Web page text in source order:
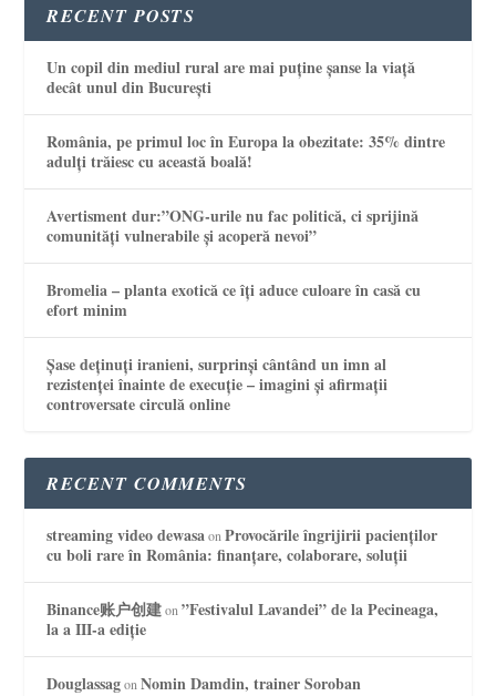
RECENT POSTS
Un copil din mediul rural are mai puține șanse la viață
decât unul din București
România, pe primul loc în Europa la obezitate: 35% dintre
adulți trăiesc cu această boală!
Avertisment dur:”ONG-urile nu fac politică, ci sprijină
comunități vulnerabile și acoperă nevoi”
Bromelia – planta exotică ce îți aduce culoare în casă cu
efort minim
Șase deținuți iranieni, surprinși cântând un imn al
rezistenței înainte de execuție – imagini și afirmații
controversate circulă online
RECENT COMMENTS
streaming video dewasaonProvocările îngrijirii pacienților
cu boli rare în România: finanțare, colaborare, soluții
Binance账户创建on”Festivalul Lavandei” de la Pecineaga,
la a III-a ediție
DouglassagonNomin Damdin, trainer Soroban